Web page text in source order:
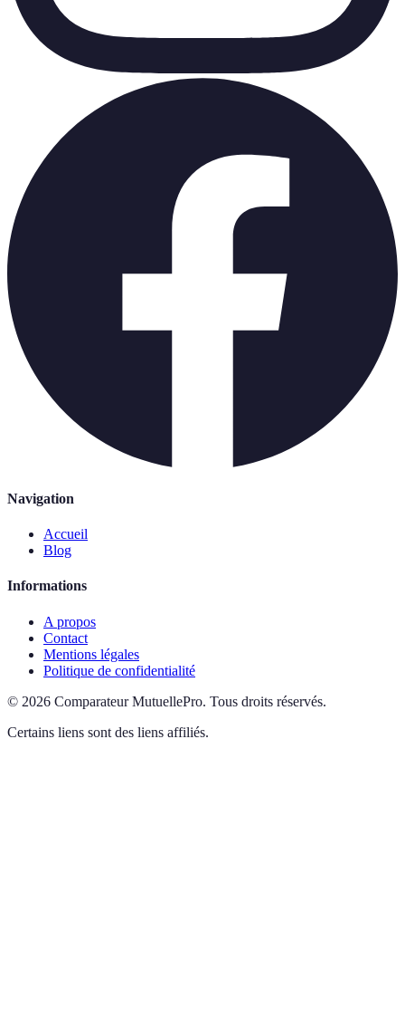
Navigation
Accueil
Blog
Informations
A propos
Contact
Mentions légales
Politique de confidentialité
© 2026 Comparateur MutuellePro. Tous droits réservés.
Certains liens sont des liens affiliés.